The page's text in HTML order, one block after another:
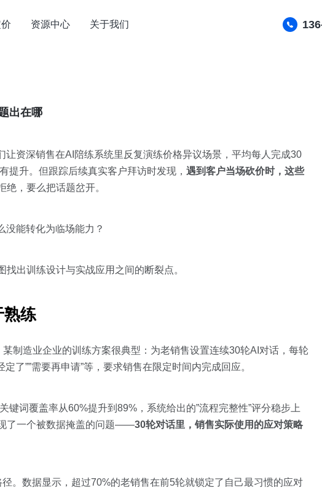
资源中心 关于我们
出在哪
资深销售在AI陪练系统里反复演练价格异议场景，平均每人完成30
提升。但跟踪后续真实客户拜访时发现， 遇到客户当场砍价时，这些
，要么把话题岔开。
没能转化为临场能力？
出训练设计与实战应用之间的断裂点。
熟练
制造业企业的训练方案很典型：为老销售设置连续30轮AI对话，每轮
了””需要再申请”等，要求销售在限定时间内完成回应。
词覆盖率从60%提升到89%，系统给出的”流程完整性”评分稳步上
了一个被数据掩盖的问题——30轮对话里，销售实际使用的应对策略
。数据显示，超过70%的老销售在前5轮就锁定了自己最习惯的应对